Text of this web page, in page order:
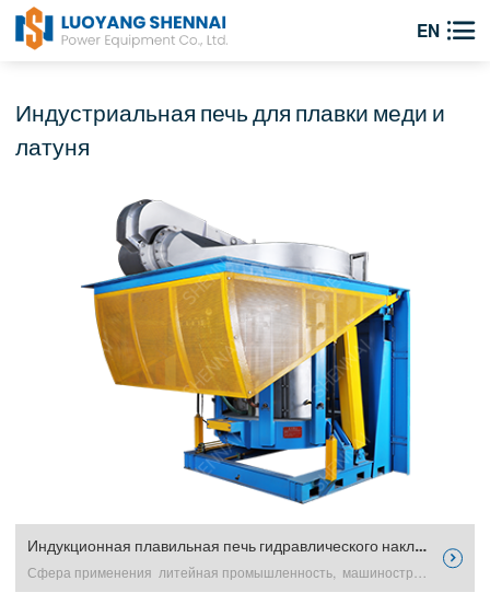
EN 
Индустриальная печь для плавки меди и
латуня
Индукционная плавильная печь гидравлического наклона для плавки металла
